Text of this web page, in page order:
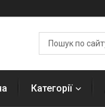
Категорії